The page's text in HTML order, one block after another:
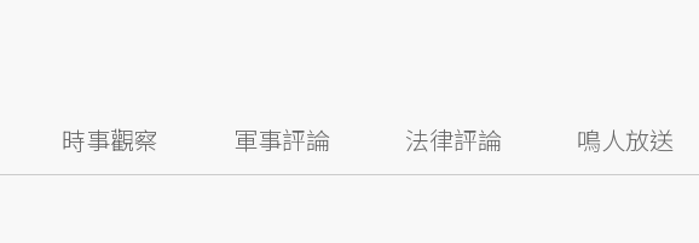
時事觀察 軍事評論 法律評論 鳴人放送